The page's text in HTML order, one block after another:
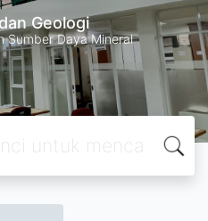
Geologi
Sumber Daya Mineral